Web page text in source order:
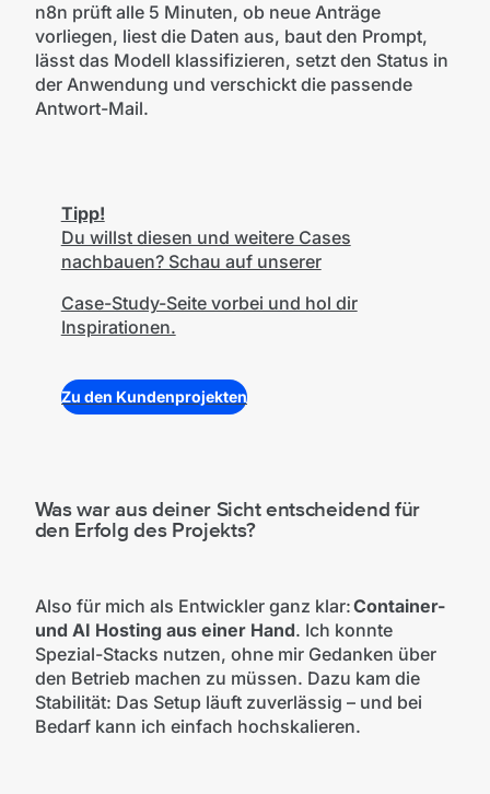
n8n prüft alle 5 Minuten, ob neue Anträge
vorliegen, liest die Daten aus, baut den Prompt,
lässt das Modell klassifizieren, setzt den Status in
der Anwendung und verschickt die passende
Antwort-Mail.
Tipp!
Du willst diesen und weitere Cases
nachbauen? Schau auf unserer
Case-Study-Seite vorbei und hol dir
Inspirationen.
Zu den Kundenprojekten
Was war aus deiner Sicht entscheidend für
den Erfolg des Projekts?
Also für mich als Entwickler ganz klar:Container-
und AI Hosting aus einer Hand. Ich konnte
Spezial-Stacks nutzen, ohne mir Gedanken über
den Betrieb machen zu müssen. Dazu kam die
Stabilität: Das Setup läuft zuverlässig – und bei
Bedarf kann ich einfach hochskalieren.